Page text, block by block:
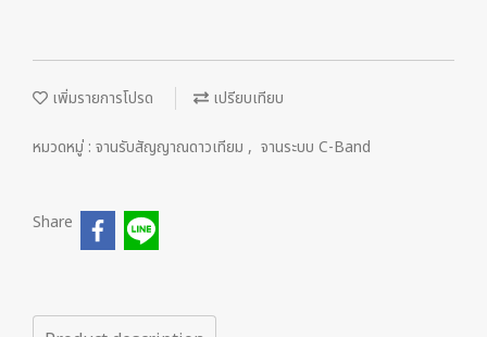
เพิ่มรายการโปรด เปรียบเทียบ
หมวดหมู่ : จานรับสัญญาณดาวเทียม , จานระบบ C-Band
Share